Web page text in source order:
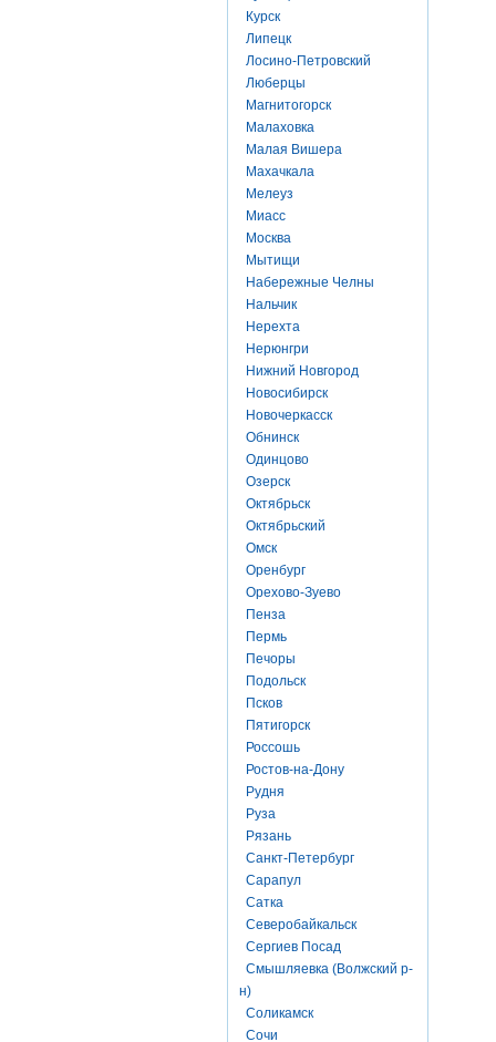
Курск
Липецк
Лосино-Петровский
Люберцы
Магнитогорск
Малаховка
Малая Вишера
Махачкала
Мелеуз
Миасс
Москва
Мытищи
Набережные Челны
Нальчик
Нерехта
Нерюнгри
Нижний Новгород
Новосибирск
Новочеркасск
Обнинск
Одинцово
Озерск
Октябрьск
Октябрьский
Омск
Оренбург
Орехово-Зуево
Пенза
Пермь
Печоры
Подольск
Псков
Пятигорск
Россошь
Ростов-на-Дону
Рудня
Руза
Рязань
Санкт-Петербург
Сарапул
Сатка
Северобайкальск
Сергиев Посад
Смышляевка (Волжский р-
н)
Соликамск
Сочи